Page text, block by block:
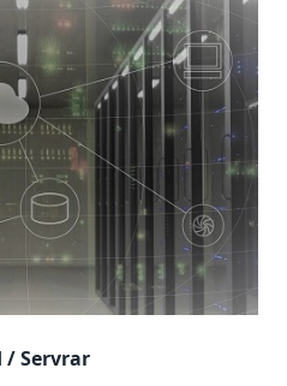
/ Servrar